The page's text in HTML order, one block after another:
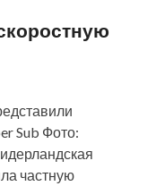
Sub Фото:
частную